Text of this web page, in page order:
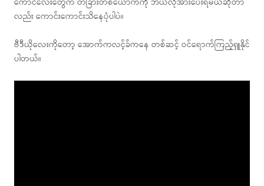
ကောင်လေးတွေက တခြားတစ်ယောက်ကို ဘယ်လိုအားပေးရမယ်ဆိုတာ
လည်း ကောင်းကောင်းသိနေပုံပါပဲ။
ဗီဒီယိုလေးကိုတော့ အောက်ကလင့်ခ်ကနေ တစ်ဆင့် ဝင်ရောက်ကြည့်ရှူနိုင်
ပါတယ်။